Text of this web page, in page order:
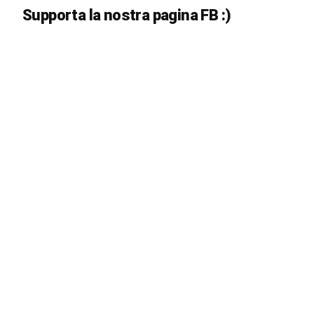
Supporta la nostra pagina FB :)